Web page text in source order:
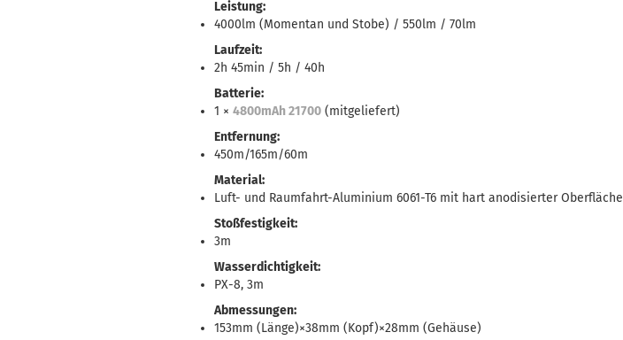
Leistung:
4000lm (Momentan und Stobe) / 550lm / 70lm
Laufzeit:
2h 45min / 5h / 40h
Batterie:
1 × 4800mAh 21700 (mitgeliefert)
Entfernung:
450m/165m/60m
Material:
Luft- und Raumfahrt-Aluminium 6061-T6 mit hart anodisierter Oberfläche
Stoßfestigkeit:
3m
Wasserdichtigkeit:
PX-8, 3m
Abmessungen:
153mm (Länge)×38mm (Kopf)×28mm (Gehäuse)